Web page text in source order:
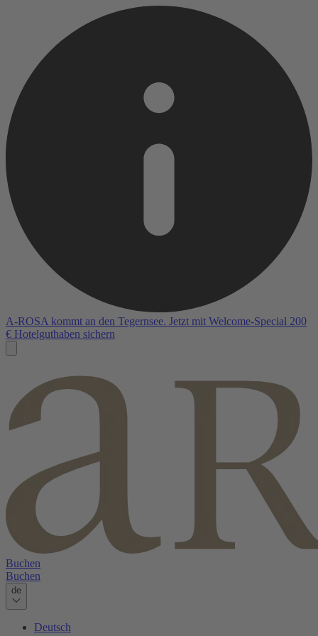
A-ROSA kommt an den Tegernsee. Jetzt mit Welcome-Special 200
€ Hotelguthaben sichern
Buchen
Buchen
de
Deutsch